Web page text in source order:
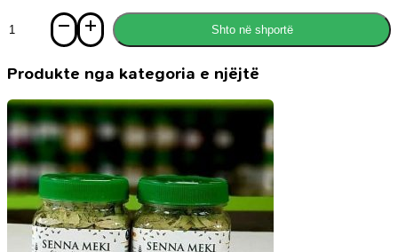
Gjuetari
balonave
Shto në shportë
Produkte nga kategoria e njëjtë